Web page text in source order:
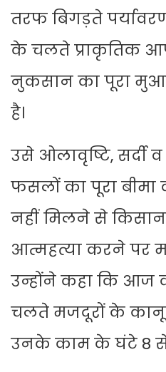
तरफ बिगड़ते
के चलते प्राकृतिक
नुकसान का पूरा
है।
उसे ओलावृष्टि, सर्दी व
फसलों का पूरा
नहीं मिलने से
आत्महत्या करने पर
उन्होंने कहा कि आज
चलते मजदूरों के
उनके काम के घंटे 8 से